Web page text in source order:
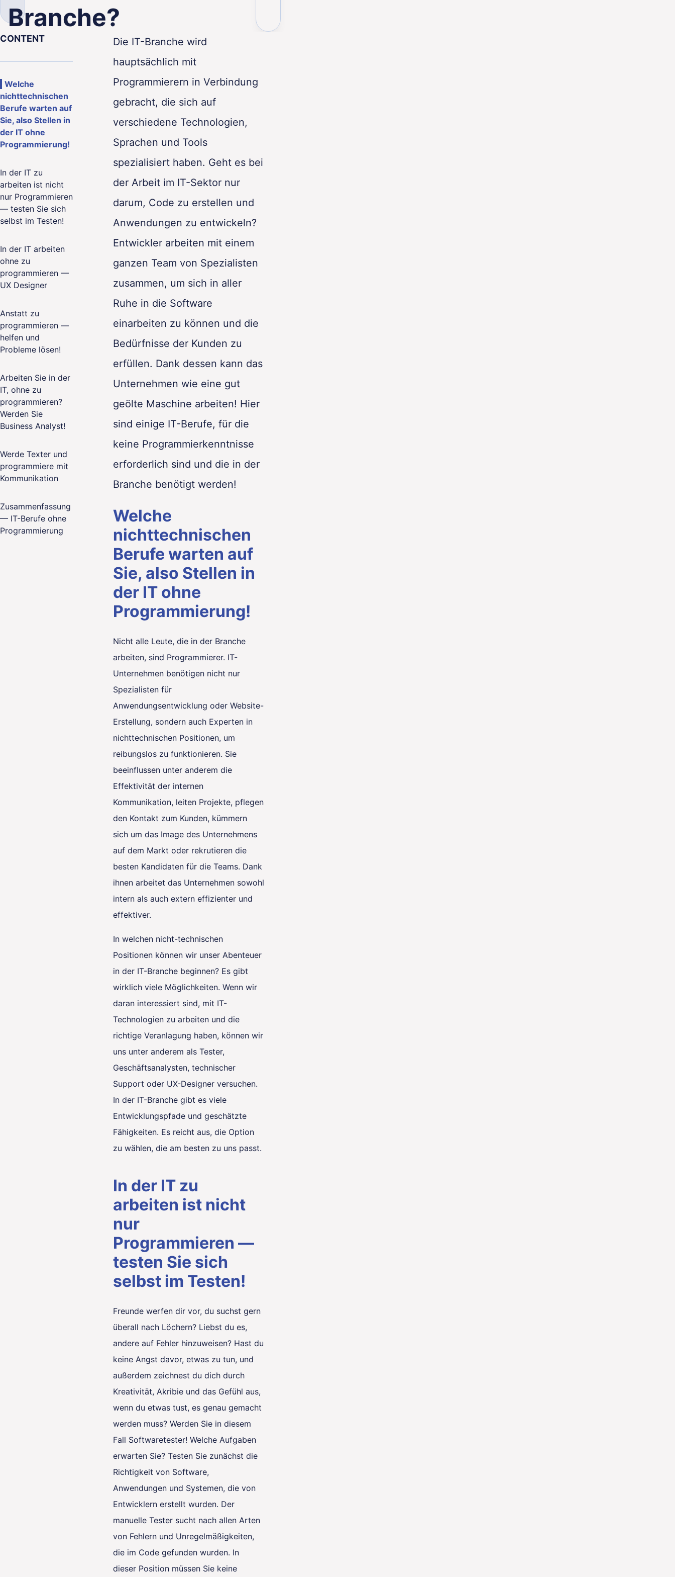
Branche?
CONTENT
Welche
nichttechnischen
Berufe warten auf
Sie, also Stellen in
der IT ohne
Programmierung!
In der IT zu
arbeiten ist nicht
nur Programmieren
— testen Sie sich
selbst im Testen!
In der IT arbeiten
ohne zu
programmieren —
UX Designer
Anstatt zu
programmieren —
helfen und
Probleme lösen!
Arbeiten Sie in der
IT, ohne zu
programmieren?
Werden Sie
Business Analyst!
Werde Texter und
programmiere mit
Kommunikation
Zusammenfassung
— IT-Berufe ohne
Programmierung
Die IT-Branche wird
hauptsächlich mit
Programmierern in Verbindung
gebracht, die sich auf
verschiedene Technologien,
Sprachen und Tools
spezialisiert haben. Geht es bei
der Arbeit im IT-Sektor nur
darum, Code zu erstellen und
Anwendungen zu entwickeln?
Entwickler arbeiten mit einem
ganzen Team von Spezialisten
zusammen, um sich in aller
Ruhe in die Software
einarbeiten zu können und die
Bedürfnisse der Kunden zu
erfüllen. Dank dessen kann das
Unternehmen wie eine gut
geölte Maschine arbeiten! Hier
sind einige IT-Berufe, für die
keine Programmierkenntnisse
erforderlich sind und die in der
Branche benötigt werden!
Welche
nichttechnischen
Berufe warten auf
Sie, also Stellen in
der IT ohne
Programmierung!
Nicht alle Leute, die in der Branche
arbeiten, sind Programmierer. IT-
Unternehmen benötigen nicht nur
Spezialisten für
Anwendungsentwicklung oder Website-
Erstellung, sondern auch Experten in
nichttechnischen Positionen, um
reibungslos zu funktionieren. Sie
beeinflussen unter anderem die
Effektivität der internen
Kommunikation, leiten Projekte, pflegen
den Kontakt zum Kunden, kümmern
sich um das Image des Unternehmens
auf dem Markt oder rekrutieren die
besten Kandidaten für die Teams. Dank
ihnen arbeitet das Unternehmen sowohl
intern als auch extern effizienter und
effektiver.
In welchen nicht-technischen
Positionen können wir unser Abenteuer
in der IT-Branche beginnen? Es gibt
wirklich viele Möglichkeiten. Wenn wir
daran interessiert sind, mit IT-
Technologien zu arbeiten und die
richtige Veranlagung haben, können wir
uns unter anderem als Tester,
Geschäftsanalysten, technischer
Support oder UX-Designer versuchen.
In der IT-Branche gibt es viele
Entwicklungspfade und geschätzte
Fähigkeiten. Es reicht aus, die Option
zu wählen, die am besten zu uns passt.
In der IT zu
arbeiten ist nicht
nur
Programmieren —
testen Sie sich
selbst im Testen!
Freunde werfen dir vor, du suchst gern
überall nach Löchern? Liebst du es,
andere auf Fehler hinzuweisen? Hast du
keine Angst davor, etwas zu tun, und
außerdem zeichnest du dich durch
Kreativität, Akribie und das Gefühl aus,
wenn du etwas tust, es genau gemacht
werden muss? Werden Sie in diesem
Fall Softwaretester! Welche Aufgaben
erwarten Sie? Testen Sie zunächst die
Richtigkeit von Software,
Anwendungen und Systemen, die von
Entwicklern erstellt wurden. Der
manuelle Tester sucht nach allen Arten
von Fehlern und Unregelmäßigkeiten,
die im Code gefunden wurden. In
dieser Position müssen Sie keine